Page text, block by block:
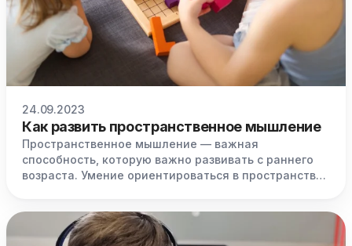
24.09.2023
Как развить пространственное мышление
Пространственное мышление — важная
способность, которую важно развивать с раннего
возраста. Умение ориентироваться в пространстве